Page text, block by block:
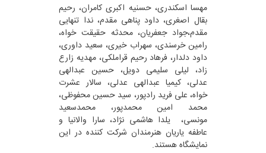
مهسا اسکندری، حسنیه اکبری کامران، رحیم
بقال اصغری، داود پناهی مقدم، ندا تنهایی
مقدم،جواد جعفریان، محدثه حقیقت خواه،
رامین خرسندی، سهراب خیری، سعید داوری،
داود دلدار، فرهاد رحیم قراملکی، مهدیه زارع
زاد، لیلی سلیمی دویل، حسین عبدالهی
عدلی، کیمیا عبدالهی عدلی، سالار عشرت
خواه، علی فرید رادپور، سید حسین محفوظی،
محمد امین محمدپور، محمدسعید
مونسی، یلدا هاشمی نژاد، سارا والانیا و
عاطفه یاریان هنرمندان شرکت کننده در این
نمایشگاه هستند.